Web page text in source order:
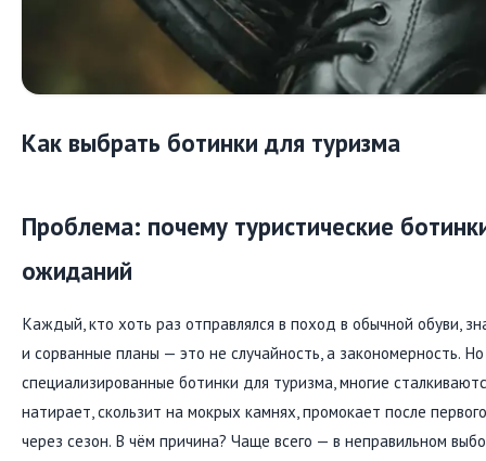
Как выбрать ботинки для туризма
Проблема: почему туристические
ожиданий
Каждый, кто хоть раз отправлялся в поход в обычной обуви,
и сорванные планы — это не случайность, а закономерность.
специализированные ботинки для туризма, многие
натирает, скользит на мокрых камнях, промокает после
через сезон. В чём причина? Чаще всего — в неправильном